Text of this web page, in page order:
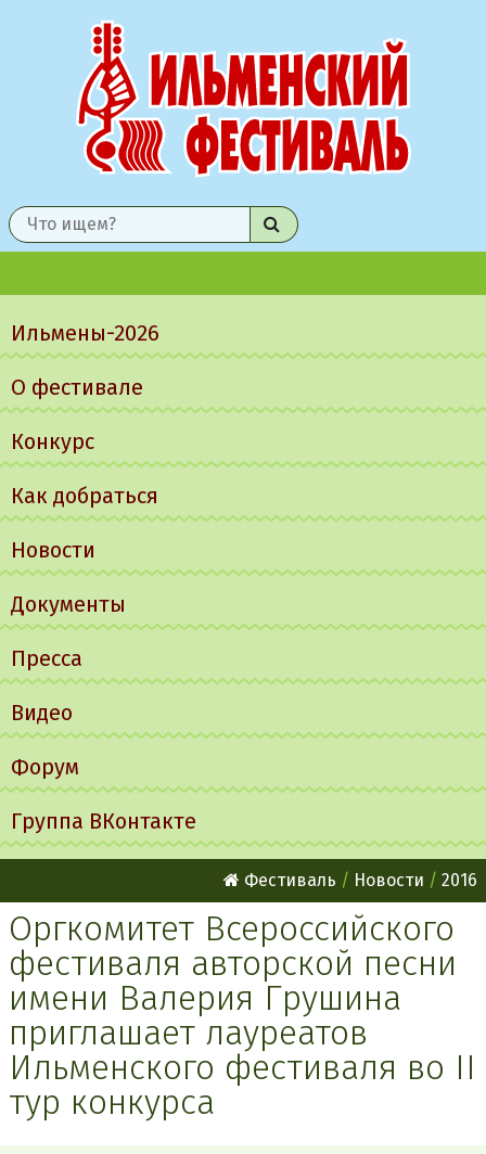
Найти
меню
Ильмены-2026
О фестивале
Конкурс
Как добраться
Новости
Документы
Пресса
Видео
Форум
Группа ВКонтакте
Фестиваль Новости 2016
Оргкомитет Всероссийского
фестиваля авторской песни
имени Валерия Грушина
приглашает лауреатов
Ильменского фестиваля во II
тур конкурса